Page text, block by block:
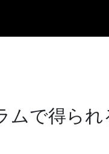
ムで得られ